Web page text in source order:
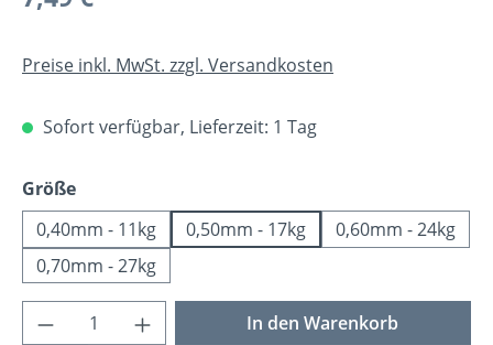
Preise inkl. MwSt. zzgl. Versandkosten
Sofort verfügbar, Lieferzeit: 1 Tag
Größeauswählen
0,40mm - 11kg
0,50mm - 17kg
0,60mm - 24kg
0,70mm - 27kg
Produkt Anzahl: Gib den gewünschten
In den Warenkorb